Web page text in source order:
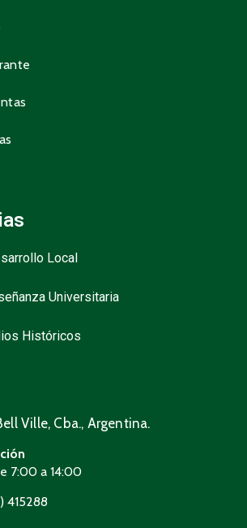
Local
Universitaria
Históricos
Ville, Cba., Argentina.
7:00 a 14:00
415288